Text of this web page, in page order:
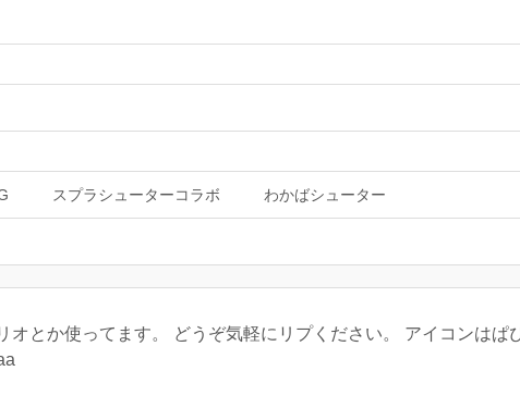
スプラシューターコラボ わかばシューター
オとか使ってます。 どうぞ気軽にリプください。 アイコンはぱ